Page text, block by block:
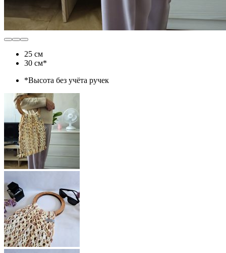
25 см
30 см*
*Высота без учёта ручек